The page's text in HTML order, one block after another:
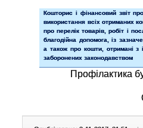
Кошторис і фінансовий звіт
використання всіх отриманих
про перелік товарів, робіт і
благодійна допомога, із
а також про кошти, отримані з
заборонених законодавством
Профілактика